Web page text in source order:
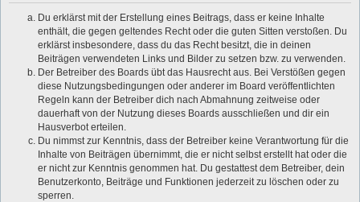
Du erklärst mit der Erstellung eines Beitrags, dass er keine Inhalte
enthält, die gegen geltendes Recht oder die guten Sitten verstoßen. Du
erklärst insbesondere, dass du das Recht besitzt, die in deinen
Beiträgen verwendeten Links und Bilder zu setzen bzw. zu verwenden.
Der Betreiber des Boards übt das Hausrecht aus. Bei Verstößen gegen
diese Nutzungsbedingungen oder anderer im Board veröffentlichten
Regeln kann der Betreiber dich nach Abmahnung zeitweise oder
dauerhaft von der Nutzung dieses Boards ausschließen und dir ein
Hausverbot erteilen.
Du nimmst zur Kenntnis, dass der Betreiber keine Verantwortung für die
Inhalte von Beiträgen übernimmt, die er nicht selbst erstellt hat oder die
er nicht zur Kenntnis genommen hat. Du gestattest dem Betreiber, dein
Benutzerkonto, Beiträge und Funktionen jederzeit zu löschen oder zu
sperren.